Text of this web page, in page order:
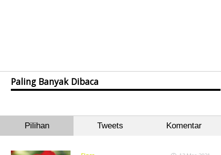
Paling Banyak Dibaca
Pilihan Tweets Komentar